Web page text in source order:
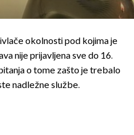
okolnosti pod kojima je
nije prijavljena sve do 16.
o tome zašto je trebalo
nadležne službe.